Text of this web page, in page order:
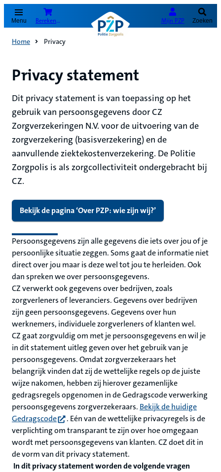
Menu Bereken je premie Mijn PZP Zoeken
Home Privacy
Privacy statement
Dit privacy statement is van toepassing op het
gebruik van persoonsgegevens door CZ
Zorgverzekeringen N.V. voor de uitvoering van de
zorgverzekering (basisverzekering) en de
aanvullende ziektekostenverzekering. De Politie
Zorgpolis is als zorgcollectiviteit ondergebracht bij
CZ.
Bekijk de pagina ‘Over PZP: wie zijn wij?’
Persoonsgegevens zijn alle gegevens die iets over jou of je
persoonlijke situatie zeggen. Soms gaat de informatie niet
direct over jou maar is deze wel tot jou te herleiden. Ook
dan spreken we over persoonsgegevens.
CZ verwerkt ook gegevens over bedrijven, zoals
zorgverleners of leveranciers. Gegevens over bedrijven
zijn geen persoonsgegevens. Gegevens over hun
werknemers, individuele zorgverleners of klanten wel.
CZ gaat zorgvuldig om met je persoonsgegevens en wil je
in dit statement uitleg geven over het gebruik van je
persoonsgegevens. Omdat zorgverzekeraars het
belangrijk vinden dat zij de wettelijke regels op de juiste
wijze nakomen, hebben zij hierover gezamenlijke
gedragsregels opgenomen in de Gedragscode verwerking
persoonsgegevens zorgverzekeraars. Bekijk de huidige
Gedragscode(opent in nieuw tabblad)
. Eén van de wettelijke privacyregels is de
verplichting om transparant te zijn over hoe omgegaan
wordt met persoonsgegevens van klanten. CZ doet dit in
de vorm van dit privacy statement.
In dit privacy statement worden de volgende vragen